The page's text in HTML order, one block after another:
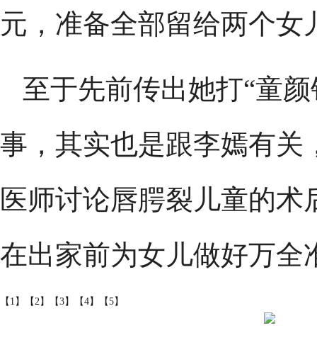
元，准备全部留给两个女
至于先前传出她打“童
事，其实也是跟李嫣有关
医师讨论唇腭裂儿童的
在出家前为女儿做好万全
【1】 【2】 【3】 【4】 【5】